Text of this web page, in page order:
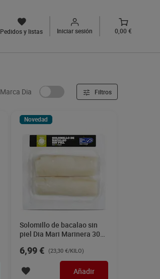
Pedidos y listas Iniciar sesión 0,00 €
Marca Dia Filtros
Novedad
Solomillo de bacalao sin
piel Dia Mari Marinera 300
6,99 € (23,30 €/KILO)
Añadir